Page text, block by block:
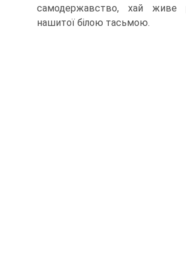
самодержавство, хай живе
нашитої білою тасьмою.